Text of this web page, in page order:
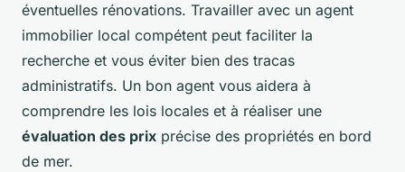
éventuelles rénovations. Travailler avec un agent
immobilier local compétent peut faciliter la
recherche et vous éviter bien des tracas
administratifs. Un bon agent vous aidera à
comprendre les lois locales et à réaliser une
évaluation des prix précise des propriétés en bord
de mer.